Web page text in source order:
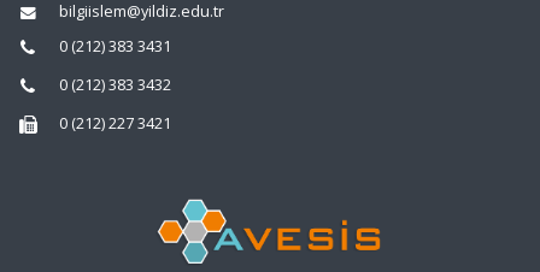
bilgiislem@yildiz.edu.tr
0 (212) 383 3431
0 (212) 383 3432
0 (212) 227 3421